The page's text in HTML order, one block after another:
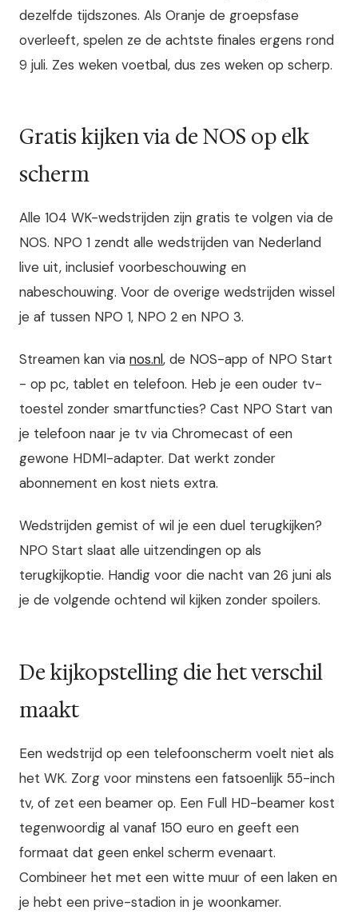
dezelfde tijdszones. Als Oranje de groepsfase
overleeft, spelen ze de achtste finales ergens rond
9 juli. Zes weken voetbal, dus zes weken op scherp.
Gratis kijken via de NOS op elk
scherm
Alle 104 WK-wedstrijden zijn gratis te volgen via de
NOS. NPO 1 zendt alle wedstrijden van Nederland
live uit, inclusief voorbeschouwing en
nabeschouwing. Voor de overige wedstrijden wissel
je af tussen NPO 1, NPO 2 en NPO 3.
Streamen kan via nos.nl, de NOS-app of NPO Start
- op pc, tablet en telefoon. Heb je een ouder tv-
toestel zonder smartfuncties? Cast NPO Start van
je telefoon naar je tv via Chromecast of een
gewone HDMI-adapter. Dat werkt zonder
abonnement en kost niets extra.
Wedstrijden gemist of wil je een duel terugkijken?
NPO Start slaat alle uitzendingen op als
terugkijkoptie. Handig voor die nacht van 26 juni als
je de volgende ochtend wil kijken zonder spoilers.
De kijkopstelling die het verschil
maakt
Een wedstrijd op een telefoonscherm voelt niet als
het WK. Zorg voor minstens een fatsoenlijk 55-inch
tv, of zet een beamer op. Een Full HD-beamer kost
tegenwoordig al vanaf 150 euro en geeft een
formaat dat geen enkel scherm evenaart.
Combineer het met een witte muur of een laken en
je hebt een prive-stadion in je woonkamer.